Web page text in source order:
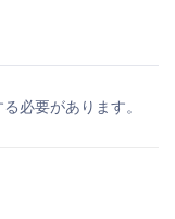
必要があります。